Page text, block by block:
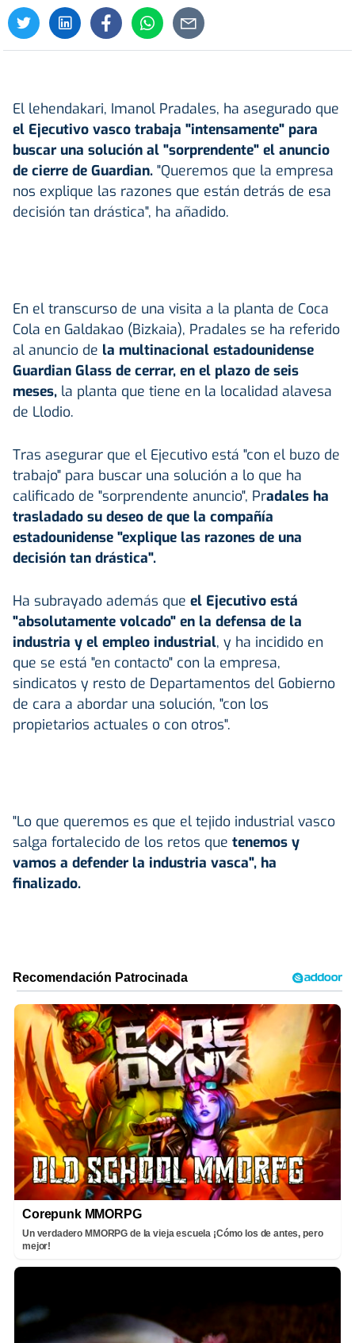
El lehendakari, Imanol Pradales, ha asegurado que
el Ejecutivo vasco trabaja "intensamente" para
buscar una solución al "sorprendente" el anuncio
de cierre de Guardian. "Queremos que la empresa
nos explique las razones que están detrás de esa
decisión tan drástica", ha añadido.
En el transcurso de una visita a la planta de Coca
Cola en Galdakao (Bizkaia), Pradales se ha referido
al anuncio de la multinacional estadounidense
Guardian Glass de cerrar, en el plazo de seis
meses, la planta que tiene en la localidad alavesa
de Llodio.
Tras asegurar que el Ejecutivo está "con el buzo de
trabajo" para buscar una solución a lo que ha
calificado de "sorprendente anuncio", Pradales ha
trasladado su deseo de que la compañía
estadounidense "explique las razones de una
decisión tan drástica".
Ha subrayado además que el Ejecutivo está
"absolutamente volcado" en la defensa de la
industria y el empleo industrial, y ha incidido en
que se está "en contacto" con la empresa,
sindicatos y resto de Departamentos del Gobierno
de cara a abordar una solución, "con los
propietarios actuales o con otros".
"Lo que queremos es que el tejido industrial vasco
salga fortalecido de los retos que tenemos y
vamos a defender la industria vasca", ha
finalizado.
Corepunk MMORPG
Un verdadero MMORPG de la vieja escuela ¡Cómo los de antes, pero
mejor!